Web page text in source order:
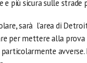
e più sicura sulle strade
sarà l’area di
per mettere alla prova